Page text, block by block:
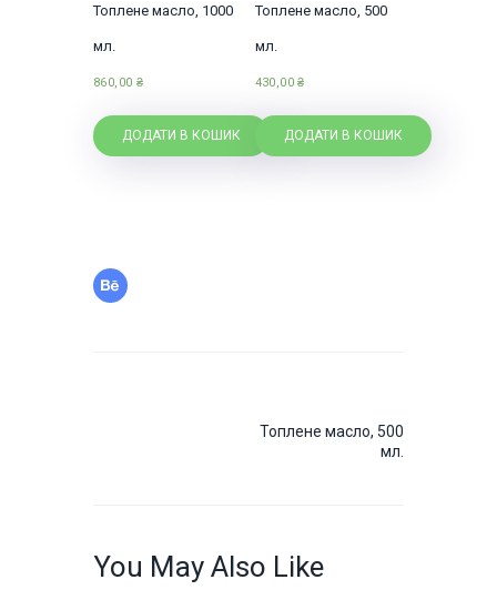
Топлене масло, 1000
мл.
860,00 ₴
ДОДАТИ В КОШИК
Топлене масло, 500
мл.
430,00₴
ДОДАТИ В КОШИК
Топлене масло, 500
мл.
You May Also Like